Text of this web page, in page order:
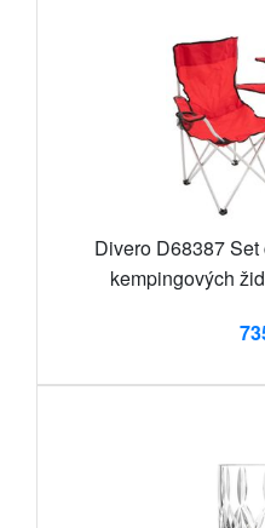
Divero D68387
kempingových